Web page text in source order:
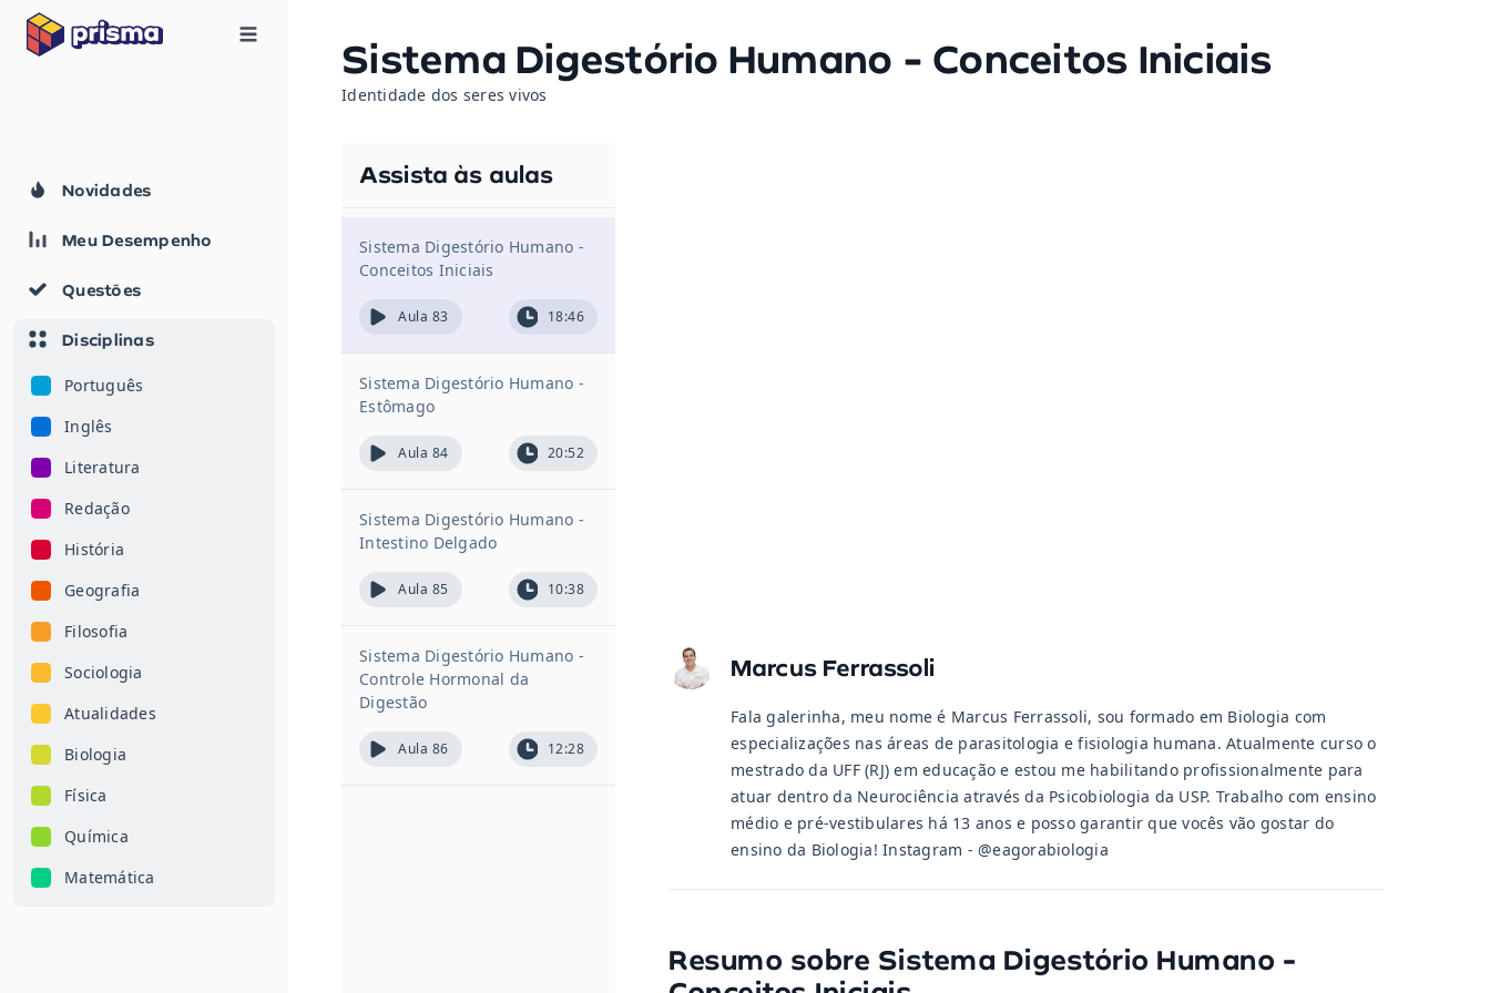
Novidades
Meu Desempenho
Questões
Disciplinas
Português
Inglês
Literatura
Redação
História
Geografia
Filosofia
Sociologia
Atualidades
Biologia
Física
Química
Matemática
Sistema Digestório Humano - Conceitos Iniciais
Identidade dos seres vivos
Assista às aulas
Sistema Digestório Humano -
Conceitos Iniciais
Aula 83 18:46
Sistema Digestório Humano -
Estômago
Aula 84 20:52
Sistema Digestório Humano -
Intestino Delgado
Aula 85 10:38
Sistema Digestório Humano -
Controle Hormonal da
Digestão
Aula 86 12:28
Marcus Ferrassoli
Fala galerinha, meu nome é Marcus Ferrassoli, sou formado em Biologia com
especializações nas áreas de parasitologia e fisiologia humana. Atualmente curso o
mestrado da UFF (RJ) em educação e estou me habilitando profissionalmente para
atuar dentro da Neurociência através da Psicobiologia da USP. Trabalho com ensino
médio e pré-vestibulares há 13 anos e posso garantir que vocês vão gostar do
ensino da Biologia! Instagram - @eagorabiologia
Resumo sobre Sistema Digestório Humano -